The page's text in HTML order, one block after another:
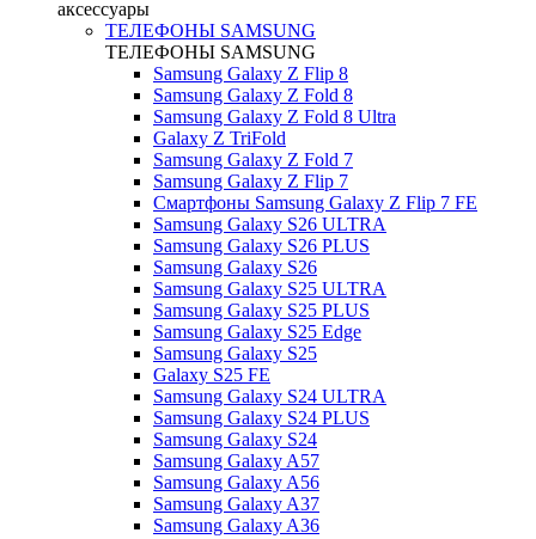
аксессуары
ТЕЛЕФОНЫ SAMSUNG
ТЕЛЕФОНЫ SAMSUNG
Samsung Galaxy Z Flip 8
Samsung Galaxy Z Fold 8
Samsung Galaxy Z Fold 8 Ultra
Galaxy Z TriFold
Samsung Galaxy Z Fold 7
Samsung Galaxy Z Flip 7
Смартфоны Samsung Galaxy Z Flip 7 FE
Samsung Galaxy S26 ULTRA
Samsung Galaxy S26 PLUS
Samsung Galaxy S26
Samsung Galaxy S25 ULTRA
Samsung Galaxy S25 PLUS
Samsung Galaxy S25 Edge
Samsung Galaxy S25
Galaxy S25 FE
Samsung Galaxy S24 ULTRA
Samsung Galaxy S24 PLUS
Samsung Galaxy S24
Samsung Galaxy A57
Samsung Galaxy A56
Samsung Galaxy A37
Samsung Galaxy A36